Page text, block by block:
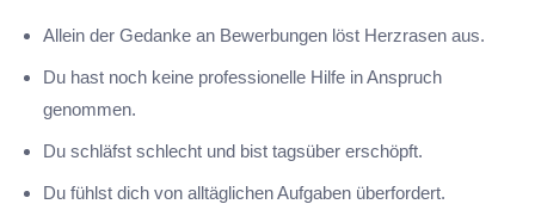
Allein der Gedanke an Bewerbungen löst Herzrasen aus.
Du hast noch keine professionelle Hilfe in Anspruch
genommen.
Du schläfst schlecht und bist tagsüber erschöpft.
Du fühlst dich von alltäglichen Aufgaben überfordert.